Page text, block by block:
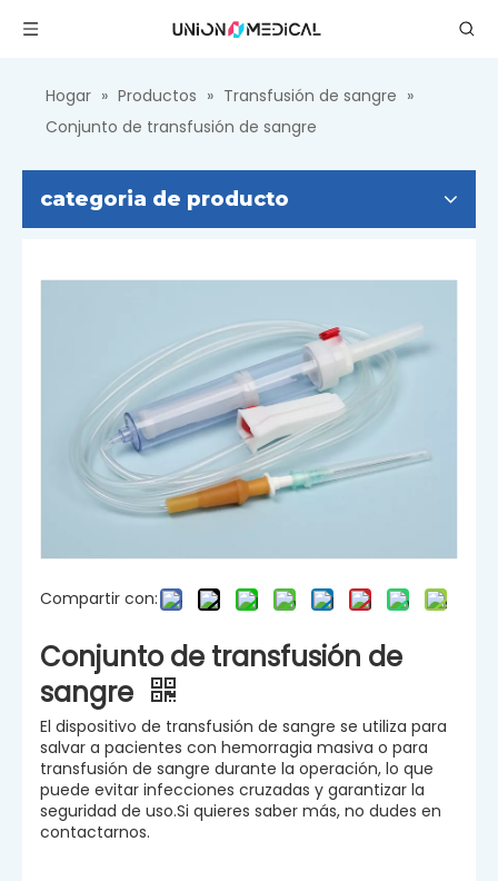
Hogar » Productos » Transfusión de sangre »
Conjunto de transfusión de sangre
categoria de producto
Compartir con:
Conjunto de transfusión de
sangre
El dispositivo de transfusión de sangre se utiliza para
salvar a pacientes con hemorragia masiva o para
transfusión de sangre durante la operación, lo que
puede evitar infecciones cruzadas y garantizar la
seguridad de uso.Si quieres saber más, no dudes en
contactarnos.